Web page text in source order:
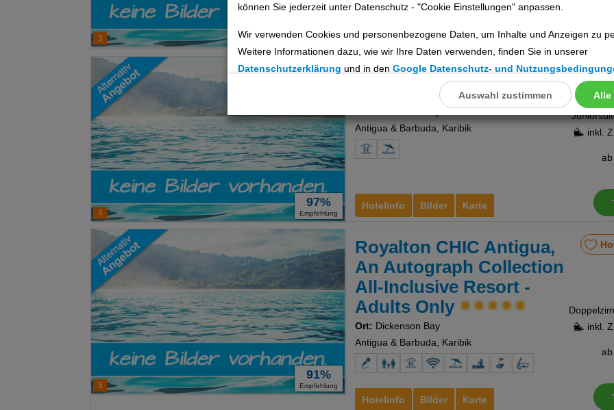
können Sie jederzeit unter Datenschutz - "Cookie Einstellungen" anpassen.
Wir verwenden Cookies und personenbezogene Daten, um Inhalte und Anzeigen zu
Weitere Informationen dazu, wie wir Ihre Daten verwenden, finden Sie in unserer
Datenschutzerklärung und in den Google Datenschutz- und
Technische Cookies
Analyse
Social Media Cookies
Advertising
Erweiterte Einstellungen
Alle
Auswahl zustimmen
3
45%
Empfehlung
Hotelinfo Bilder Karte
4
97%
Empfehlung
Hotelinfo Bilder Karte
Siboney Beach Club
Antigua & Barbuda, Karibik
inkl.
ab
5
91%
Empfehlung
Hotelinfo Bilder Karte
Royalton CHIC Antigua,
An Autograph Collection
All-Inclusive Resort -
Adults Only
Ort: Dickenson Bay
Antigua & Barbuda, Karibik
inkl.
ab